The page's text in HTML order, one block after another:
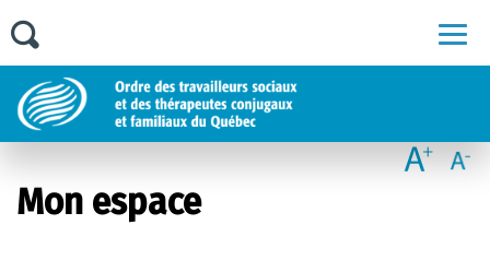
Mon espace